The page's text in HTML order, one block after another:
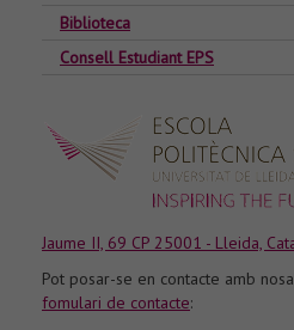
Biblioteca
Consell Estudiant EPS
Jaume II, 69 CP 25001 - Lleida,
Pot posar-se en contacte amb
fomulari de contacte: